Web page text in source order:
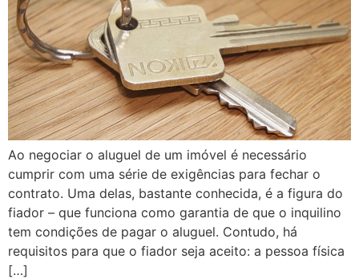
Ao negociar o aluguel de um imóvel é necessário
cumprir com uma série de exigências para fechar o
contrato. Uma delas, bastante conhecida, é a figura do
fiador – que funciona como garantia de que o inquilino
tem condições de pagar o aluguel. Contudo, há
requisitos para que o fiador seja aceito: a pessoa física
[…]